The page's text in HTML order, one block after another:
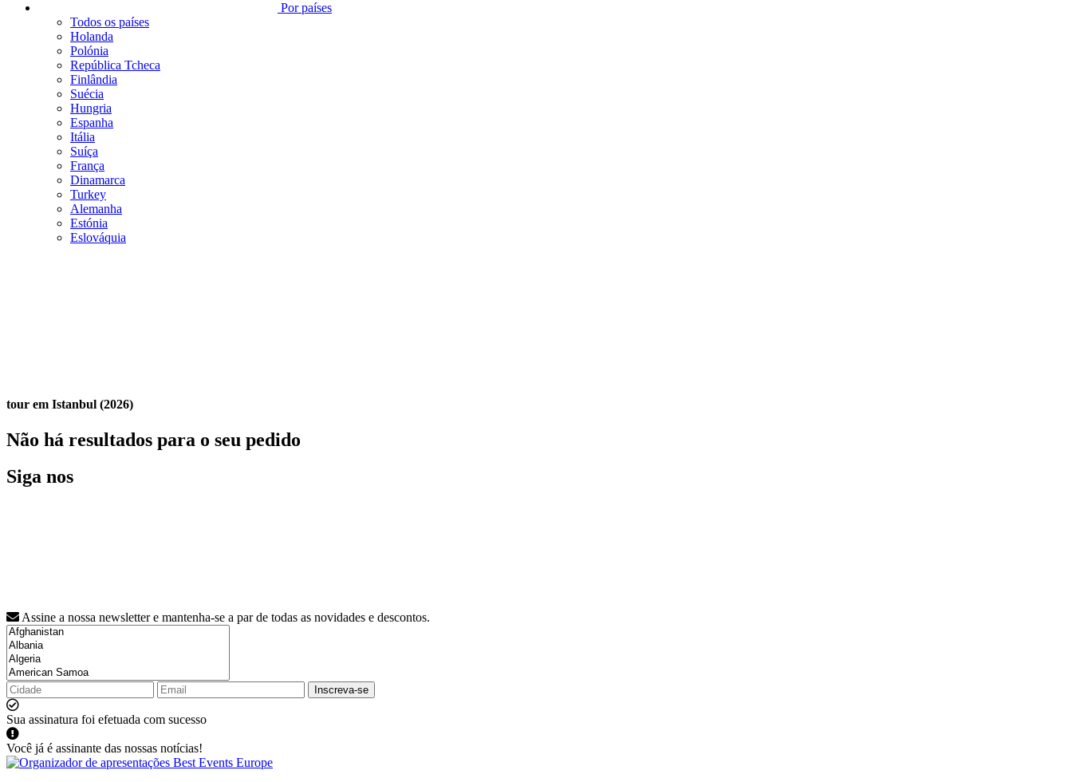
Por países
Todos os países
Holanda
Polónia
República Tcheca
Finlândia
Suécia
Hungria
Espanha
Itália
Suíça
França
Dinamarca
Turkey
Alemanha
Estónia
Eslováquia
tour em Istanbul (2026)
Não há resultados para o seu pedido
Siga nos
Assine a nossa newsletter e mantenha-se a par de todas as novidades e descontos.
Inscreva-se
Sua assinatura foi efetuada com sucesso
Você já é assinante das nossas notícias!